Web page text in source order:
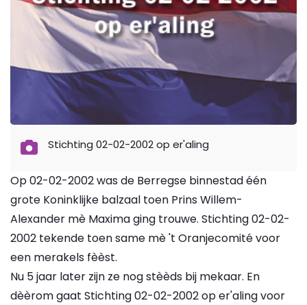
Stichting 02-02-2002 op er'aling
Op 02-02-2002 was de Berregse binnestad één
grote Koninklijke balzaal toen Prins Willem-
Alexander mè Maxima ging trouwe. Stichting 02-02-
2002 tekende toen same mè 't Oranjecomité voor
een merakels fèèst.
Nu 5 jaar later zijn ze nog stèèds bij mekaar. En
dèèrom gaat Stichting 02-02-2002 op er'aling voor